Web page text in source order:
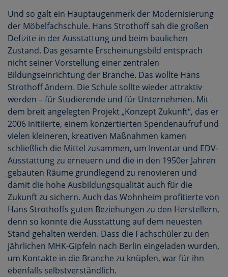
Und so galt ein Hauptaugenmerk der Modernisierung
der Möbelfachschule. Hans Strothoff sah die großen
Defizite in der Ausstattung und beim baulichen
Zustand. Das gesamte Erscheinungsbild entsprach
nicht seiner Vorstellung einer zentralen
Bildungseinrichtung der Branche. Das wollte Hans
Strothoff ändern. Die Schule sollte wieder attraktiv
werden – für Studierende und für Unternehmen. Mit
dem breit angelegten Projekt „Konzept Zukunft“, das er
2006 initiierte, einem konzertierten Spendenaufruf und
vielen kleineren, kreativen Maßnahmen kamen
schließlich die Mittel zusammen, um Inventar und EDV-
Ausstattung zu erneuern und die in den 1950er Jahren
gebauten Räume grundlegend zu renovieren und
damit die hohe Ausbildungsqualität auch für die
Zukunft zu sichern. Auch das Wohnheim profitierte von
Hans Strothoffs guten Beziehungen zu den Herstellern,
denn so konnte die Ausstattung auf dem neuesten
Stand gehalten werden. Dass die Fachschüler zu den
jährlichen MHK-Gipfeln nach Berlin eingeladen wurden,
um Kontakte in die Branche zu knüpfen, war für ihn
ebenfalls selbstverständlich.